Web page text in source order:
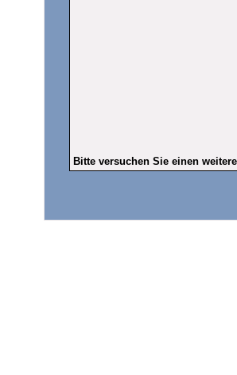
Bitte versuchen Sie einen